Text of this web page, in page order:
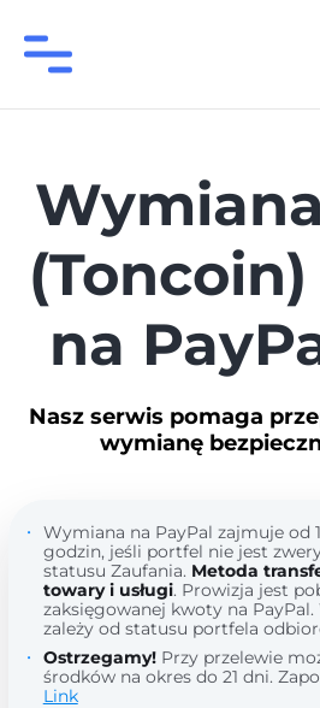
(Toncoin)
na
Nasz serwis pomaga
wymianę
Wymiana na PayPal zajmuje od
godzin, jeśli portfel nie jest
statusu Zaufania. Metoda
towary i usługi. Prowizja jest
zaksięgowanej kwoty na
zależy od statusu portfela
Ostrzegamy!Przy przelewie
środków na okres do 21 dni.
Link